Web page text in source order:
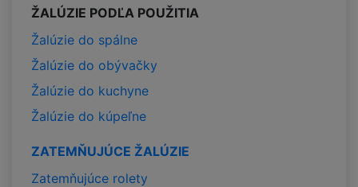
ŽALÚZIE PODĽA POUŽITIA
Žalúzie do spálne
Žalúzie do obývačky
Žalúzie do kuchyne
Žalúzie do kúpeľne
ZATEMŇUJÚCE ŽALÚZIE
Zatemňujúce rolety